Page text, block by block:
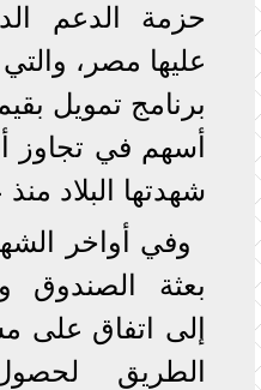
حزمة الدعم
عليها مصر،
أسهم في تجاوز
شهدتها البلاد
وفي أواخر
بعثة الصندوق
إلى اتفاق على
الطريق